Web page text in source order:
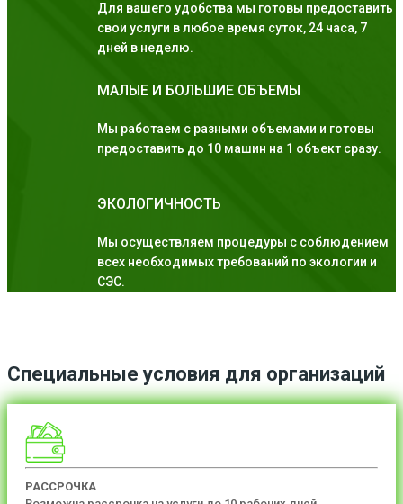
Для вашего удобства мы готовы предоставить
свои услуги в любое время суток, 24 часа, 7
дней в неделю.
МАЛЫЕ И БОЛЬШИЕ ОБЪЕМЫ
Мы работаем с разными объемами и готовы
предоставить до 10 машин на 1 объект сразу.
ЭКОЛОГИЧНОСТЬ
Мы осуществляем процедуры с соблюдением
всех необходимых требований по экологии и
СЭС.
Специальные условия для организаций
РАССРОЧКА